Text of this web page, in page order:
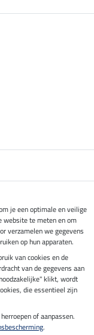
je een optimale en veilige
website te meten en om
verzamelen we gegevens
op hun apparaten.
van cookies en de
van de gegevens aan
klikt, wordt
die essentieel zijn
of aanpassen.
.